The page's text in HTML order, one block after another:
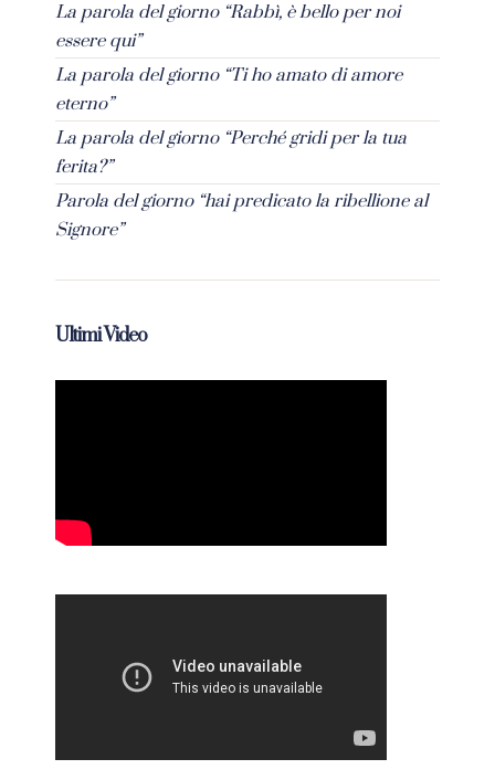
La parola del giorno “Rabbì, è bello per noi
essere qui”
La parola del giorno “Ti ho amato di amore
eterno”
La parola del giorno “Perché gridi per la tua
ferita?”
Parola del giorno “hai predicato la ribellione al
Signore”
Ultimi Video